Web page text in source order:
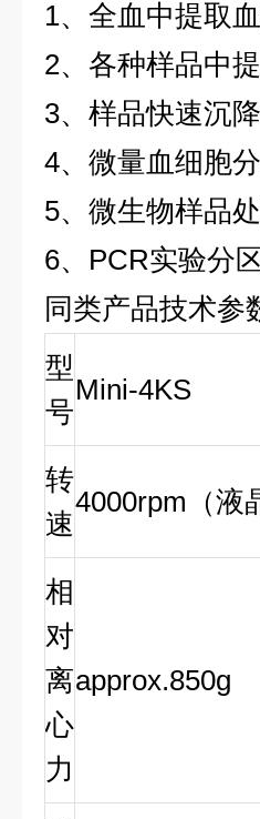
1、全血中提取
2、各种样品中
3、样品快速沉降
4、微量血细胞
5、微生物样品
6、 PCR实验分
同类产品技术参
型
号
Mini-4KS
转
速
4000rpm（液
相
对
离
心
力
approx.850g